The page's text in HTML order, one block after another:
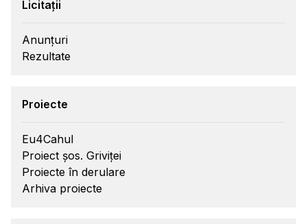
Licitații
Anunțuri
Rezultate
Proiecte
Eu4Cahul
Proiect șos. Griviței
Proiecte în derulare
Arhiva proiecte